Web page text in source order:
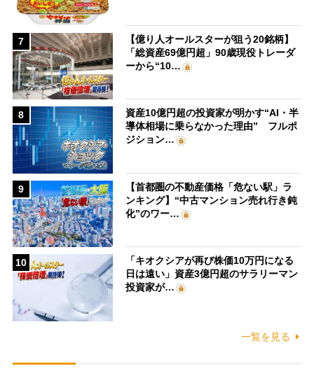
7
【億り人オールスターが狙う20銘柄】
「総資産69億円超」90歳現役トレーダ
ーから“10…
8
資産10億円超の投資家が明かす“AI・半
導体相場に乗らなかった理由” フルポ
ジション…
9
【首都圏の不動産価格「危ない駅」ラ
ンキング】“中古マンション売れ行き鈍
化”のワー…
10
「キオクシアが再び株価10万円になる
日は遠い」資産3億円超のサラリーマン
投資家が…
一覧を見る